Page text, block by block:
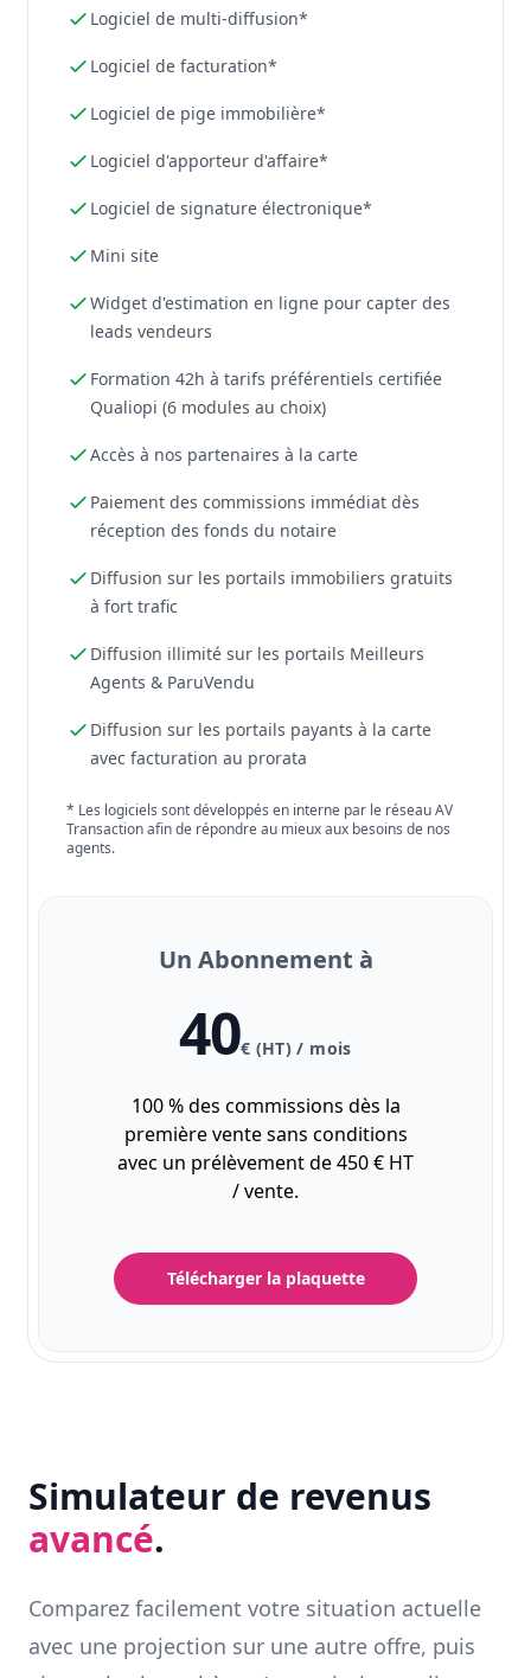
Logiciel de multi-diffusion*
Logiciel de facturation*
Logiciel de pige immobilière*
Logiciel d'apporteur d'affaire*
Logiciel de signature électronique*
Mini site
Widget d'estimation en ligne pour capter des
leads vendeurs
Formation 42h à tarifs préférentiels certifiée
Qualiopi (6 modules au choix)
Accès à nos partenaires à la carte
Paiement des commissions immédiat dès
réception des fonds du notaire
Diffusion sur les portails immobiliers gratuits
à fort trafic
Diffusion illimité sur les portails Meilleurs
Agents & ParuVendu
Diffusion sur les portails payants à la carte
avec facturation au prorata
* Les logiciels sont développés en interne par le réseau AV
Transaction afin de répondre au mieux aux besoins de nos
agents.
Un Abonnement à
40€ (HT) / mois
100 % des commissions dès la
première vente sans conditions
avec un prélèvement de 450 € HT
/ vente.
Télécharger la plaquette
Simulateur de revenus
avancé.
Comparez facilement votre situation actuelle
avec une projection sur une autre offre, puis